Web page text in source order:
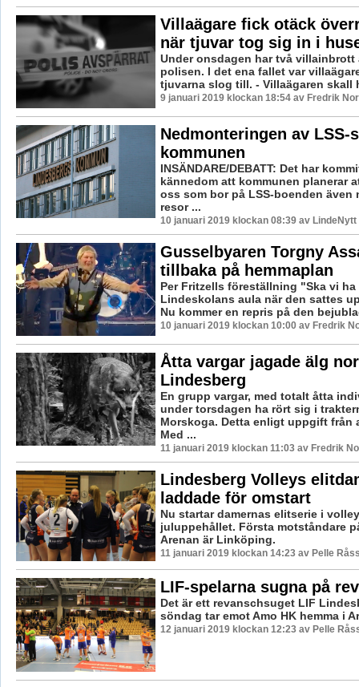
Villaägare fick otäck
när tjuvar tog sig in i
Under onsdagen har två villainbrott
polisen. I det ena fallet var
tjuvarna slog till. - Villaägaren skall
9 januari 2019 klockan 18:54 av Fredrik
Nedmonteringen av LSS-
kommunen
INSÄNDARE/DEBATT: Det har
kännedom att kommunen planerar
oss som bor på LSS-boenden även
resor ...
10 januari 2019 klockan 08:39 av LindeNytt
Gusselbyaren Torgny
tillbaka på hemmaplan
Per Fritzells föreställning "Ska vi
Lindeskolans aula när den sattes
Nu kommer en repris på den
10 januari 2019 klockan 10:00 av Fredrik
Åtta vargar jagade älg
Lindesberg
En grupp vargar, med totalt åtta
under torsdagen ha rört sig i
Morskoga. Detta enligt uppgift från
Med ...
11 januari 2019 klockan 11:03 av Fredrik
Lindesberg Volleys
laddade för omstart
Nu startar damernas elitserie i
juluppehållet. Första motståndare
Arenan är Linköping.
11 januari 2019 klockan 14:23 av Pelle
LIF-spelarna sugna på
Det är ett revanschsuget LIF
söndag tar emot Amo HK hemma i
12 januari 2019 klockan 12:23 av Pelle